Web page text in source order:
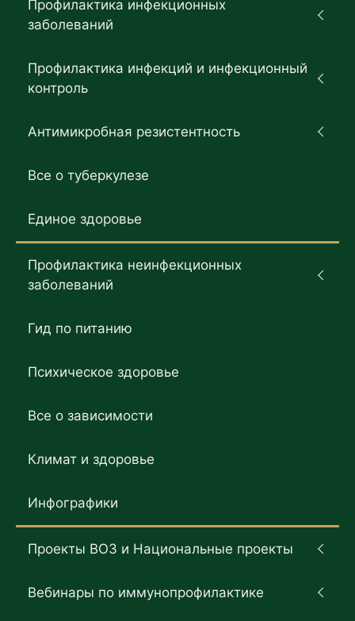
Профилактика инфекционных
заболеваний
Профилактика инфекций и инфекционный
контроль
Антимикробная резистентность
Все о туберкулезе
Единое здоровье
Профилактика неинфекционных
заболеваний
Гид по питанию
Психическое здоровье
Все о зависимости
Климат и здоровье
Инфографики
Проекты ВОЗ и Национальные проекты
Вебинары по иммунопрофилактике